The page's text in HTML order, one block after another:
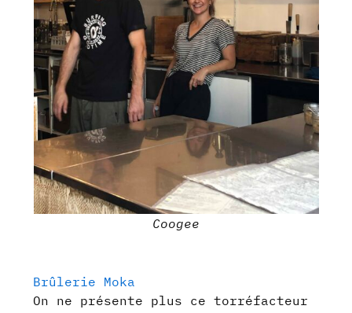
Coogee
Brûlerie Moka
On ne présente plus ce torréfacteur